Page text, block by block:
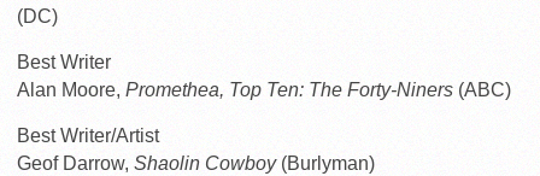
(DC)
Best Writer
Alan Moore, Promethea, Top Ten: The Forty-Niners (ABC)
Best Writer/Artist
Geof Darrow, Shaolin Cowboy(Burlyman)